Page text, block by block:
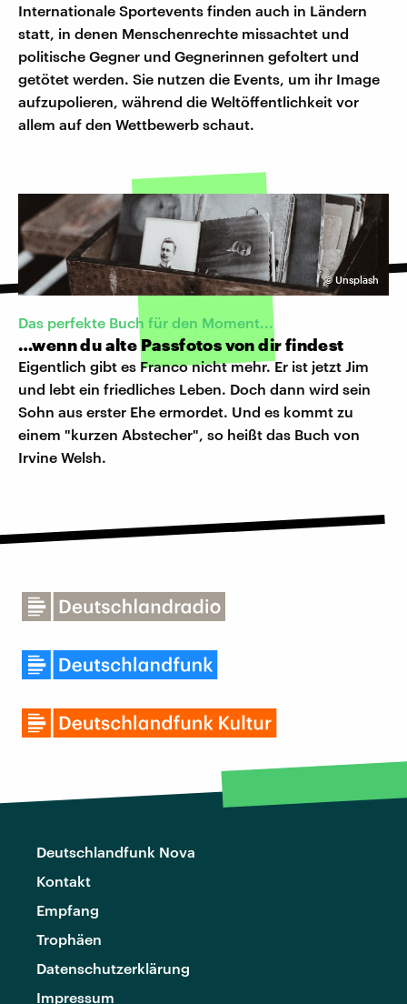
Internationale Sportevents finden auch in Ländern
statt, in denen Menschenrechte missachtet und
politische Gegner und Gegnerinnen gefoltert und
getötet werden. Sie nutzen die Events, um ihr Image
aufzupolieren, während die Weltöffentlichkeit vor
allem auf den Wettbewerb schaut.
©Unsplash
Das perfekte Buch für den Moment...
…wenn du alte Passfotos von dir findest
Eigentlich gibt es Franco nicht mehr. Er ist jetzt Jim
und lebt ein friedliches Leben. Doch dann wird sein
Sohn aus erster Ehe ermordet. Und es kommt zu
einem "kurzen Abstecher", so heißt das Buch von
Irvine Welsh.
Deutschlandfunk Nova
Kontakt
Empfang
Trophäen
Datenschutzerklärung
Impressum